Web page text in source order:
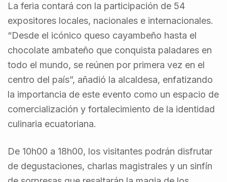
La feria contará con la participación de 54
expositores locales, nacionales e internacionales.
“Desde el icónico queso cayambeño hasta el
chocolate ambateño que conquista paladares en
todo el mundo, se reúnen por primera vez en el
centro del país”, añadió la alcaldesa, enfatizando
la importancia de este evento como un espacio de
comercialización y fortalecimiento de la identidad
culinaria ecuatoriana.
De 10h00 a 18h00, los visitantes podrán disfrutar
de degustaciones, charlas magistrales y un sinfín